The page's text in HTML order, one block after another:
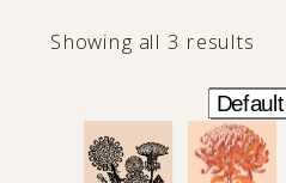
Showing all 3 results